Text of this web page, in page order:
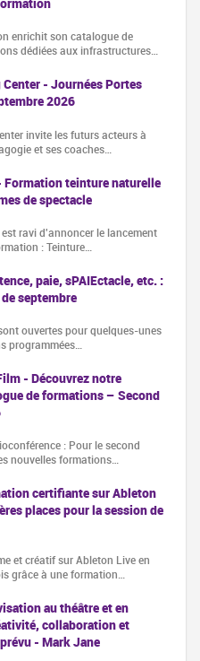
enrichit son catalogue de
dédiées aux infrastructures…
Portes
2026
invite les futurs acteurs à
et ses coaches…
Formation teinture naturelle
de spectacle
est ravi d'annoncer le lancement
: Teinture…
paie, sPAIEctacle, etc. :
septembre
ouvertes pour quelques-unes
programmées…
- Découvrez notre
de formations – Second
: Pour le second
nouvelles formations…
certifiante sur Ableton
places pour la session de
et créatif sur Ableton Live en
grâce à une formation…
au théâtre et en
collaboration et
- Mark Jane